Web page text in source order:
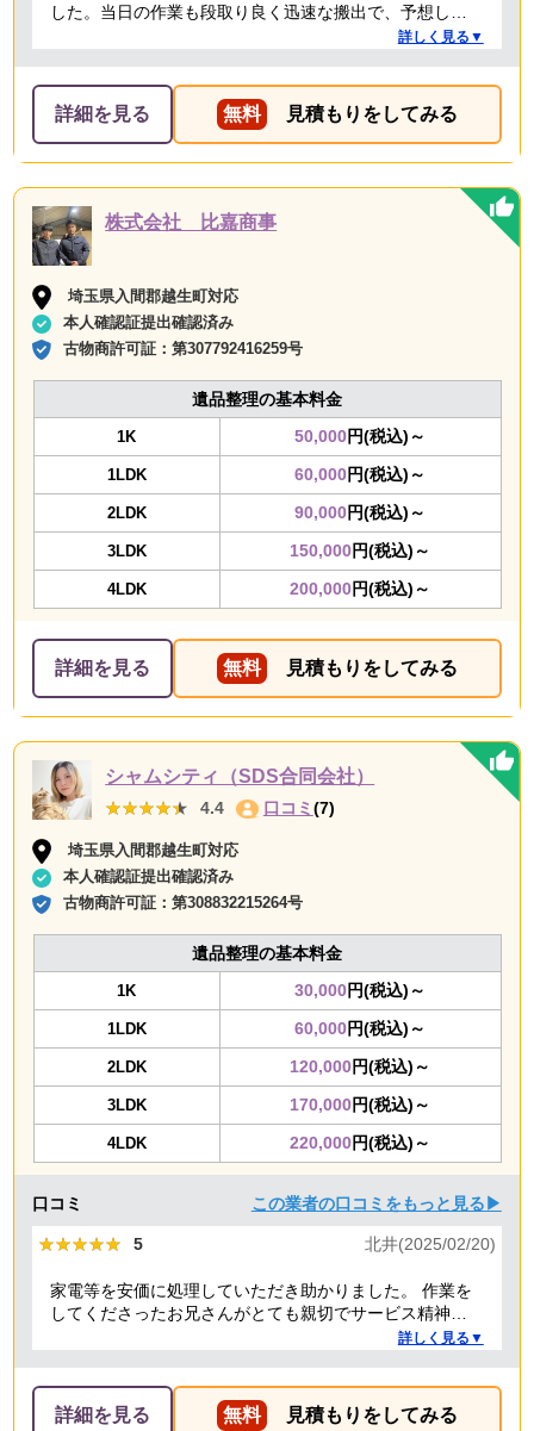
した。当日の作業も段取り良く迅速な搬出で、予想して
いた時間よりも短時間で完了。 事前打ち合わせ・当日作
詳しく見る▼
詳細を見る 無料 見積もりをしてみる
株式会社 比嘉商事
埼玉県入間郡越生町対応
本人確認証提出確認済み
古物商許可証：第307792416259号
遺品整理の基本料金
1K 50,000円(税込)～
1LDK 60,000円(税込)～
2LDK 90,000円(税込)～
3LDK 150,000円(税込)～
4LDK 200,000円(税込)～
詳細を見る 無料 見積もりをしてみる
シャムシティ（SDS合同会社）
★★★★★
★★★★★ 4.4 口コミ (7)
埼玉県入間郡越生町対応
本人確認証提出確認済み
古物商許可証：第308832215264号
遺品整理の基本料金
1K 30,000円(税込)～
1LDK 60,000円(税込)～
2LDK 120,000円(税込)～
3LDK 170,000円(税込)～
4LDK 220,000円(税込)～
口コミ この業者の口コミをもっと見る▶
★★★★★
★★★★★ 5 北井(2025/02/20)
家電等を安価に処理していただき助かりました。 作業を
してくださったお兄さんがとても親切でサービス精神溢
詳しく見る▼
詳細を見る 無料 見積もりをしてみる